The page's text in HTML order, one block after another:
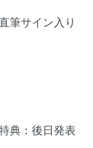
筆サイン入り
典：後日発表